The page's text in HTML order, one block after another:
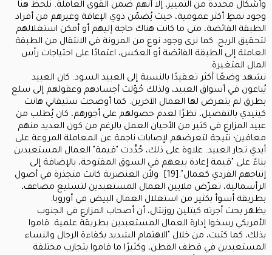
وأشكال محددة من التمييز، إلا أنهم ضمن القوى العاملة. نلحظ هنا
وجود نمطٍ أكثر عمومية، حيث يُضمّن ذوي الإعاقة وغيرهم من أفراد
الطبقة الفائضة، متى ما كانت هناك حاجة إليهم أو أمكن استغلالهم
لتحقيق الربح. كما نرى وجود نوع من المرونة في الانتقال من الطبقة
العاملة إلى الطبقة الفائضة أو العكس، اعتمادًا على احتياجات رأس
المال المتغيرة.
نشهد وضعًا أكثر تعقيدًا بالنسبة إلى العبيد السود. كان العبيد
يُباعون في أسواق العبيد، ولذلك حُوّلت أجسادهم وعقولهم إلى سلع
بطرق لم يتعرض لها العمال الآخرين. كما أوضحت ستيفاني هانت
كينيدي بالتفصيل، نظرًا لعدم حصولهم على أجورهم، كان يُطلب من
عبيد المزارع في كثير من الأحيان العمل بالرغم من كون العديد منهم
معاقين؛ نتيجة لتعرضهم لإصابات ناجمة عن المعاملة المروعة على
أيدي تجار العبيد. علاوة على ذلك، حُدِّدت "قيمة" العمال المستعبدين
بناءً على "قيمة إعادة بيعهم في السوق المفتوحة، بالإضافة إلى
إنتاجهم الفردي كعمال".[19] ولأن العنصرية كانت متجذرة في أصول
الرأسمالية، تعرّض ملايين العمال المستعبدين لتسليع مضاعف،
بطريقة أسوأ بكثير من استغلال العمال البيض في أوروبا.
يظهر بحث أجرته كيتلين روزنتال، أن أصحاب المزارع في الجنوب
الأمريكي رسخوا إدارة العمال المستعبدين بطريقة علمية. قاموا
بذلك، كما كتبت، من خلال "الاهتمام الشديد بكفاءة الرجال والنساء
المستعبدين في قطف القطن، وكثيرًا ما قاموا بتجارب مختلفة